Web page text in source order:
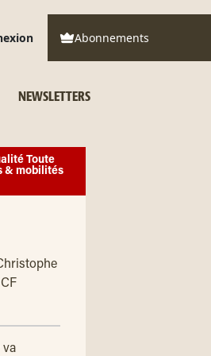
Abonnements
NEWSLETTERS
Toute
& mobilités
va